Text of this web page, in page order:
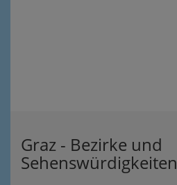
Graz - Bezirke und
Sehenswürdigkeiten